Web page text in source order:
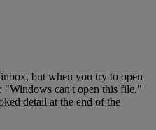
but when you try to open
"Windows can't open this file."
detail at the end of the